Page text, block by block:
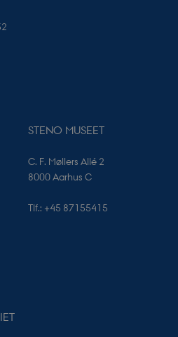
STENO MUSEET
C. F. Møllers Allé 2
8000 Aarhus C
Tlf.: +45 87155415
sciencemuseerne.dk